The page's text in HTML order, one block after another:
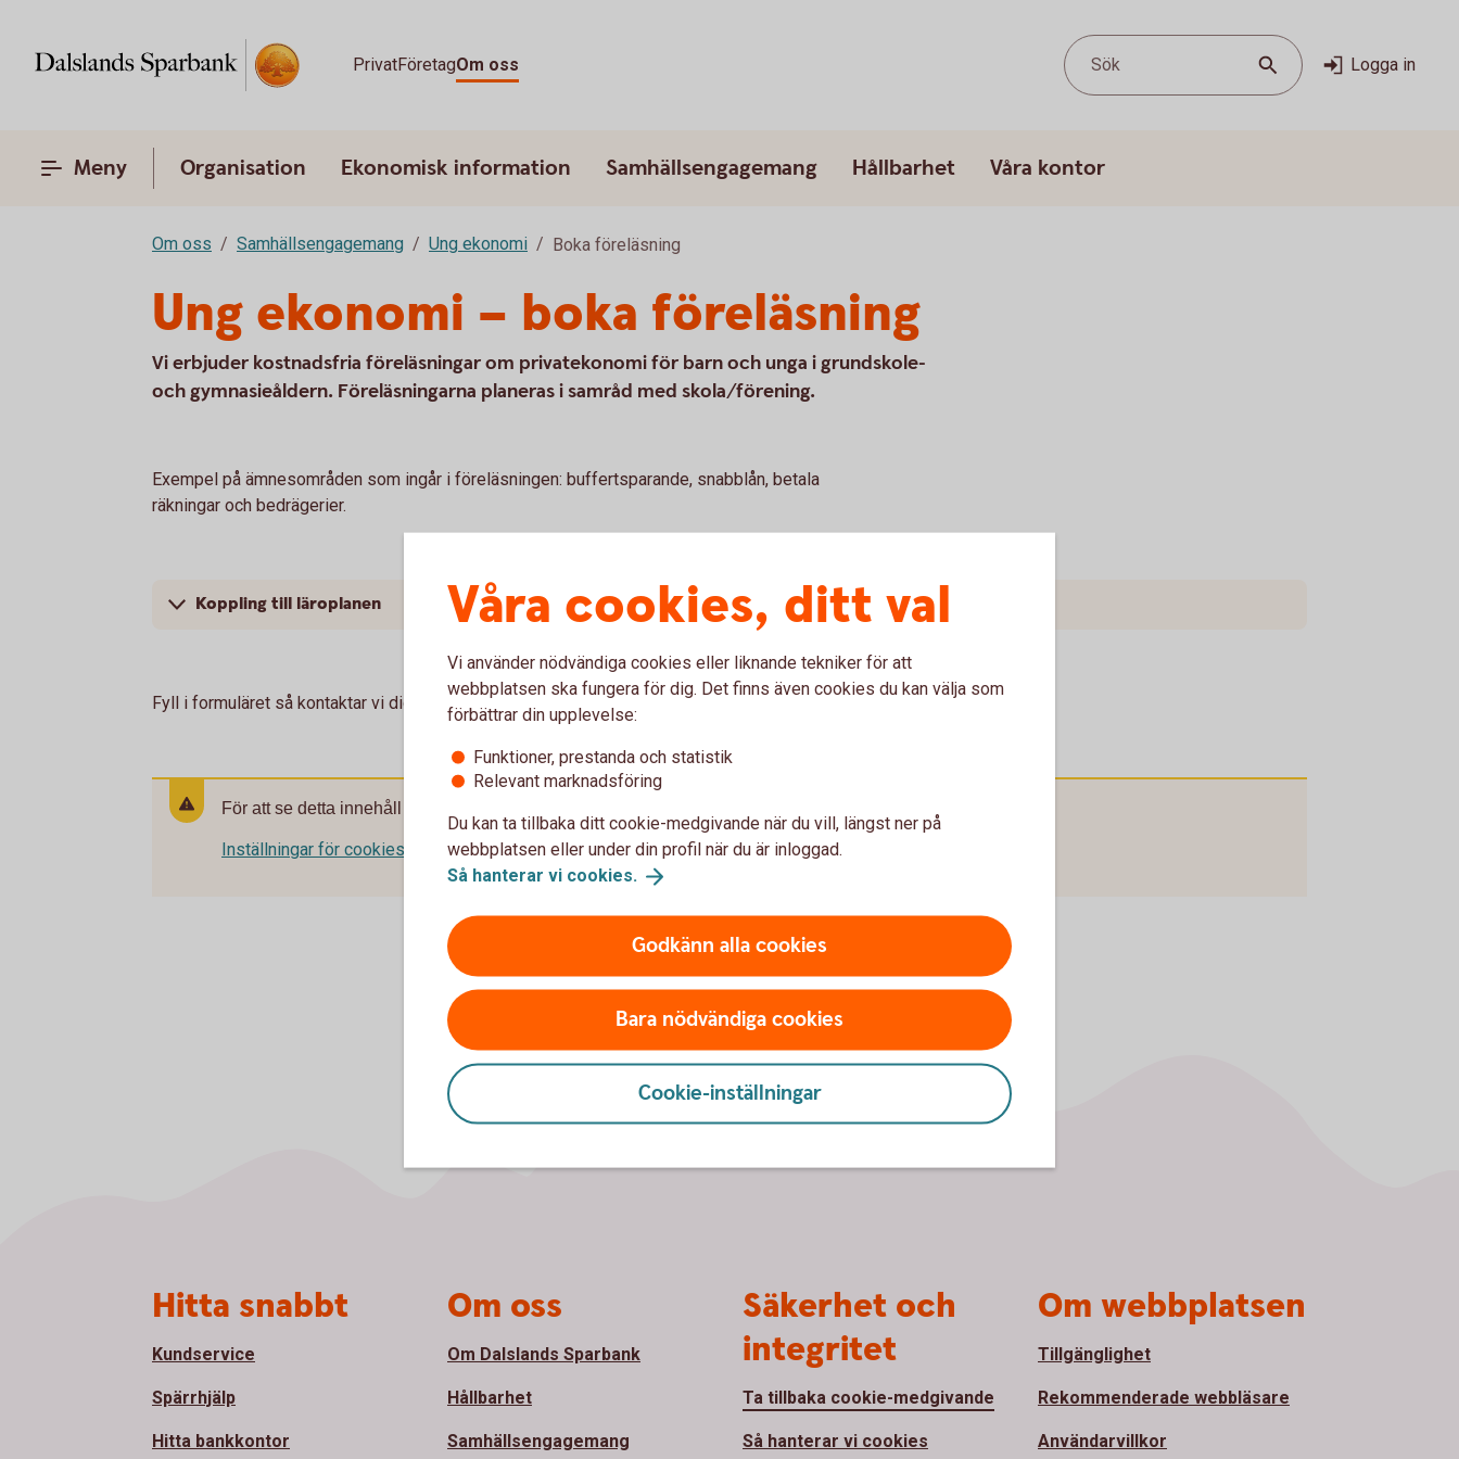
PrivatFöretagOm oss Sök Logga in
Meny Organisation Ekonomisk information Samhällsengagemang Hållbarhet Våra kontor
Om oss Samhällsengagemang Ung ekonomi Boka föreläsning
Ung ekonomi – boka föreläsning
Vi erbjuder kostnadsfria föreläsningar om privatekonomi för barn och unga i grundskole-
och gymnasieåldern. Föreläsningarna planeras i samråd med skola/förening.
Exempel på ämnesområden som ingår i föreläsningen: buffertsparande, snabblån, betala
räkningar och bedrägerier.
Koppling till läroplanen
Fyll i formuläret så kontaktar vi dig.
För att se detta innehåll behöver du först godkänna cookies för Funktioner, prestanda och statistik.
Inställningar för cookies
Våra cookies, ditt val
Vi använder nödvändiga cookies eller liknande tekniker för att
webbplatsen ska fungera för dig. Det finns även cookies du kan välja som
förbättrar din upplevelse:
Funktioner, prestanda och statistik
Relevant marknadsföring
Du kan ta tillbaka ditt cookie-medgivande när du vill, längst ner på
webbplatsen eller under din profil när du är inloggad.
Så hanterar vi cookies.
Godkänn alla cookies
Bara nödvändiga cookies
Cookie-inställningar
Hitta snabbt
Kundservice
Spärrhjälp
Hitta bankkontor
Om oss
Om Dalslands Sparbank
Hållbarhet
Samhällsengagemang
Säkerhet och
integritet
Ta tillbaka cookie-medgivande
Så hanterar vi cookies
Om webbplatsen
Tillgänglighet
Rekommenderade webbläsare
Användarvillkor